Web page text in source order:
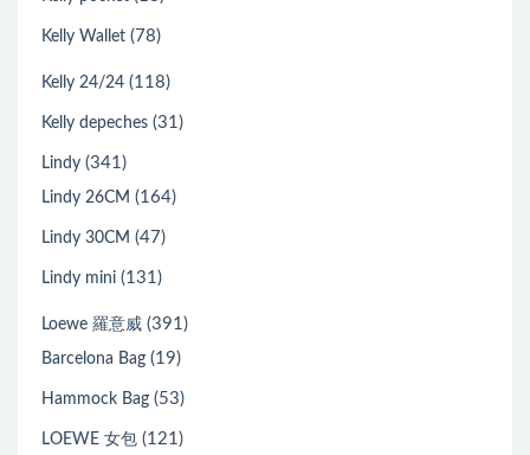
Kelly Wallet (78)
Kelly 24/24 (118)
Kelly depeches (31)
Lindy (341)
Lindy 26CM (164)
Lindy 30CM (47)
Lindy mini (131)
Loewe 羅意威 (391)
Barcelona Bag (19)
Hammock Bag (53)
LOEWE 女包 (121)